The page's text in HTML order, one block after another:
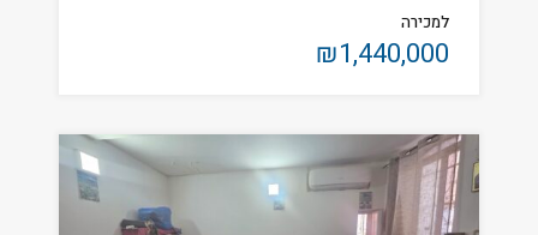
למכירה
₪1,440,000